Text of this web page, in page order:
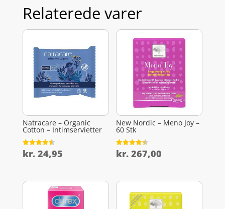
Relaterede varer
Natracare – Organic
Cotton – Intimservietter
Vurderet
4.6
kr.24,95
New Nordic – Meno Joy –
60 Stk
Vurderet
4.4
kr. 267,00